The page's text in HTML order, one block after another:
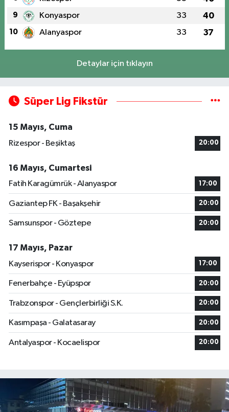
9 Konyaspor 33 40
10 Alanyaspor 33 37
Detaylar için tıklayın
Süper Lig Fikstür
15 Mayıs, Cuma
Rizespor - Beşiktaş
20:00
16 Mayıs, Cumartesi
Fatih Karagümrük - Alanyaspor
17:00
Gaziantep FK - Başakşehir 20:00
Samsunspor - Göztepe 20:00
17 Mayıs, Pazar
Kayserispor - Konyaspor
17:00
Fenerbahçe - Eyüpspor 20:00
Trabzonspor - Gençlerbirliği S.K. 20:00
Kasımpaşa - Galatasaray 20:00
Antalyaspor - Kocaelispor 20:00